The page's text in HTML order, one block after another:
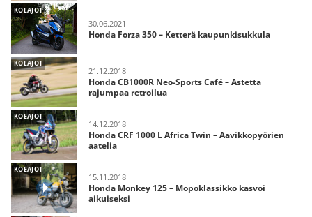
KOEAJOT
30.06.2021
Honda Forza 350 – Ketterä kaupunkisukkula
KOEAJOT
21.12.2018
Honda CB1000R Neo-Sports Café – Astetta
rajumpaa retroilua
KOEAJOT
14.12.2018
Honda CRF 1000 L Africa Twin – Aavikkopyörien
aatelia
KOEAJOT
15.11.2018
Honda Monkey 125 – Mopoklassikko kasvoi
aikuiseksi